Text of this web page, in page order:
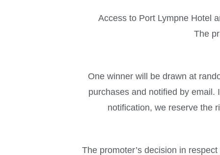
Access to Port Lympne Hotel
The
One winner will be drawn at
purchases and notified by
notification, we reserve the
The promoter’s decision in